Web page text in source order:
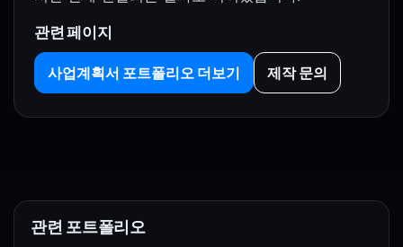
관련 페이지
사업계획서 포트폴리오 더보기 제작 문의
관련 포트폴리오